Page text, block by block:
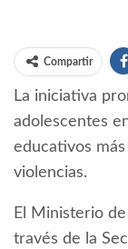
Compartir
La iniciativa
adolescentes
educativos
violencias.
El Ministerio
través de la